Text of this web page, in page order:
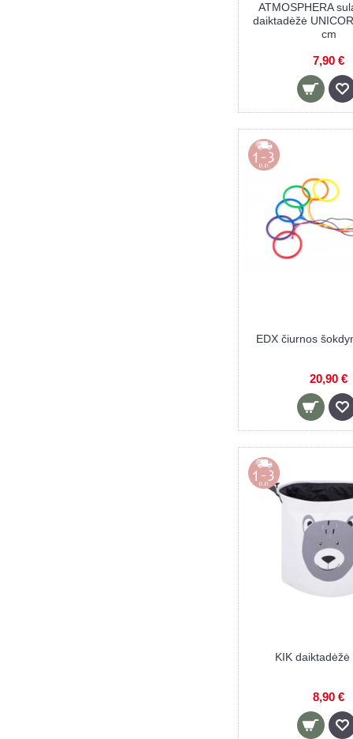
ATMOSPHERA
daiktadėžė
cm
7,90 €
EDX čiurnos
20,90 €
KIK daiktadėžė
8,90 €